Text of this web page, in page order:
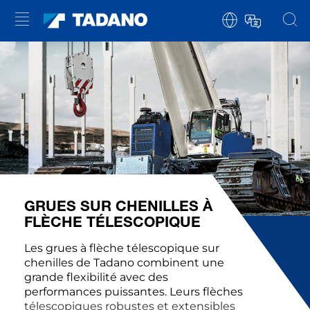
GRUES SUR CHENILLES À
FLÈCHE TÉLESCOPIQUE
Les grues à flèche télescopique sur
chenilles de Tadano combinent une
grande flexibilité avec des
performances puissantes. Leurs flèches
télescopiques robustes et extensibles